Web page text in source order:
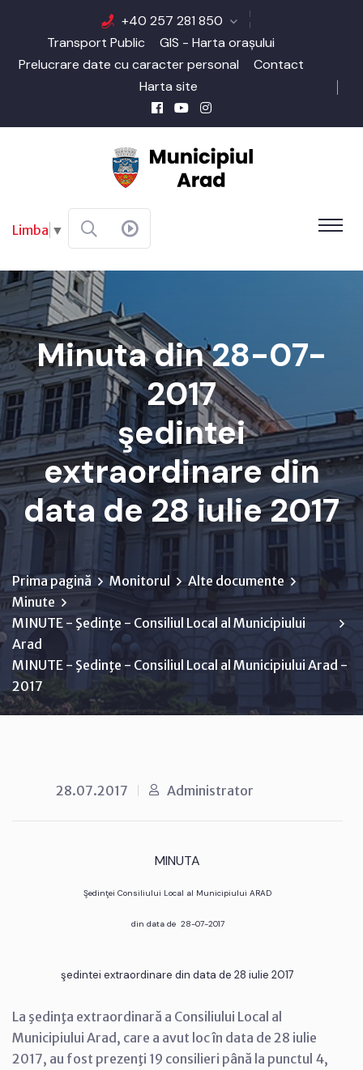
+40 257 281 850
Transport Public
GIS - Harta orașului
Prelucrare date cu caracter personal
Contact
Harta site
Limba ▼
Minuta din 28-07-
2017
şedintei
extraordinare din
data de 28 iulie 2017
Prima pagină Monitorul
Alte documente
Minute
MINUTE - Şedinţe - Consiliul Local al Municipiului
Arad
MINUTE - Şedinţe - Consiliul Local al Municipiului Arad -
2017
28.07.2017 Administrator
MINUTA
Şedinţei Consiliului Local al Municipiului ARAD
din data de 28-07-2017
şedintei extraordinare din data de 28 iulie 2017
La şedinţa extraordinară a Consiliului Local al
Municipiului Arad, care a avut loc în data de 28 iulie
2017, au fost prezenţi 19 consilieri până la punctul 4,